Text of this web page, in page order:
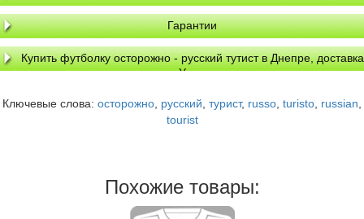
Гарантии
Купить футболку осторожно - русский тутист в Днепре, доставка
по Украине
Ключевые слова: осторожно русский турист, russo turisto russian
tourist
Похожие товары: